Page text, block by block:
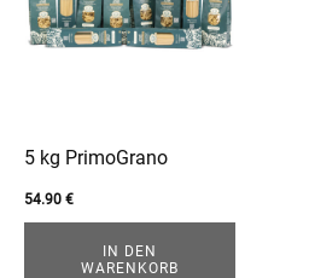
5 kg PrimoGrano
54.90 €
IN DEN
WARENKORB